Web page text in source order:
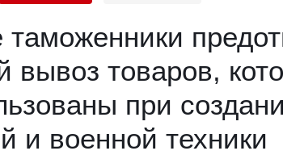
вывоз товаров,
при
и военной техники